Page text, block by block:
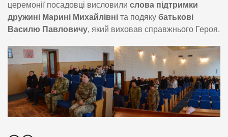
церемонії посадовці висловили слова підтримки
дружині Марині Михайлівні та подяку батькові
Василю Павловичу, який виховав справжнього Героя.